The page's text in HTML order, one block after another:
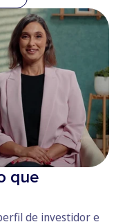
que
de investidor e